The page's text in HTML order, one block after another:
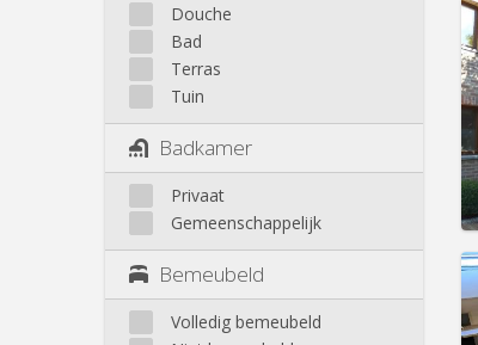
Douche
Bad
Terras
Tuin
Badkamer
Privaat
Gemeenschappelijk
Bemeubeld
Volledig bemeubeld